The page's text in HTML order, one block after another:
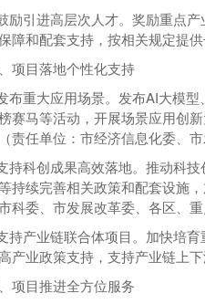
励引进高层次人才。奖励重点
障和配套支持，按相关规定提
项目落地个性化支持
布重大应用场景。发布AI大模
赛马等活动，开展场景应用创
责任单位：市经济信息化委、
持科创成果高效落地。推动科
持续完善相关政策和配套设施
科委、市发展改革委、各区、
持产业链联合体项目。加快培
产业政策支持，支持产业链上
项目推进全方位服务